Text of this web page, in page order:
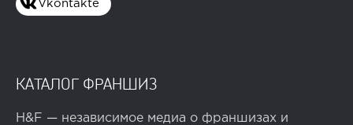
Vkontakte
КАТАЛОГ ФРАНШИЗ
H&F — независимое медиа о франшизах и